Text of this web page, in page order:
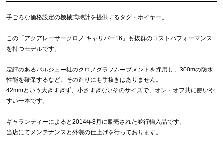
手ごろな価格設定の機械式時計を提供するタグ・ホイヤー。
この「アクアレーサークロノ キャリバー16」も抜群のコストパフォーマンス
を持つモデルです。
定評のあるバルジュー社のクロノグラフムーブメントを採用し、300mの防水
性能を確保するなど、その造りにも手抜きはありません。
42mmという大きすぎず、小さすぎないそのサイズで、オン・オフ共に使い
すい一本です。
ギャランティーによると2014年8月に販売された並行輸入品です。
当店にてメンテナンスと外装の仕上げを行っております。